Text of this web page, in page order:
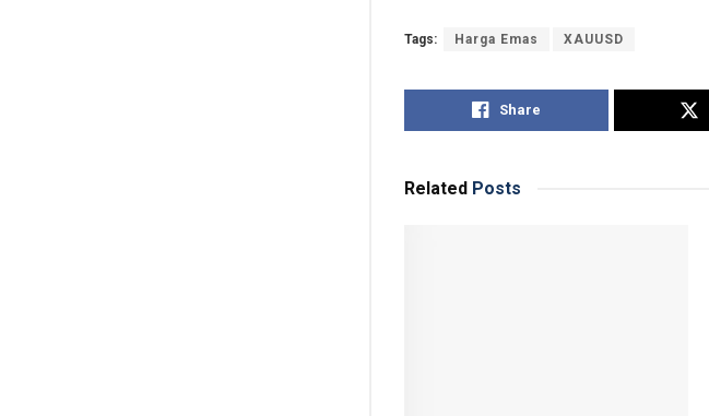
Tags: Harga Emas XAUUSD
Share
Related Posts